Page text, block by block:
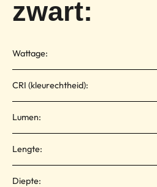
zwart:
Wattage:
CRI (kleurechtheid):
Lumen:
Lengte:
Diepte: